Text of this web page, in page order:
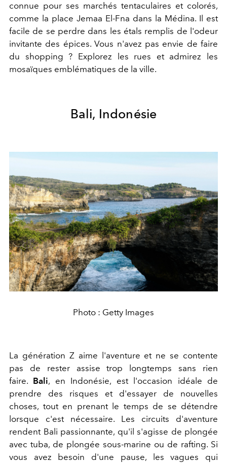
connue pour ses marchés tentaculaires et colorés,
comme la place Jemaa El-Fna dans la Médina. Il est
facile de se perdre dans les étals remplis de l'odeur
invitante des épices. Vous n'avez pas envie de faire
du shopping ? Explorez les rues et admirez les
mosaïques emblématiques de la ville.
Bali, Indonésie
Photo : Getty Images
La génération Z aime l'aventure et ne se contente
pas de rester assise trop longtemps sans rien
faire. Bali, en Indonésie, est l'occasion idéale de
prendre des risques et d'essayer de nouvelles
choses, tout en prenant le temps de se détendre
lorsque c'est nécessaire. Les circuits d'aventure
rendent Bali passionnante, qu'il s'agisse de plongée
avec tuba, de plongée sous-marine ou de rafting. Si
vous avez besoin d'une pause, les vagues qui